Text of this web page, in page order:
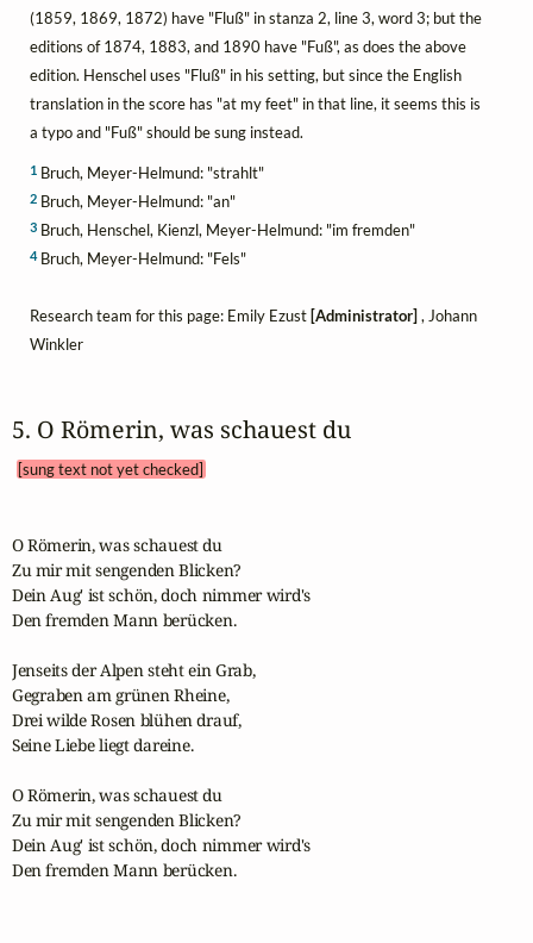
(1859, 1869, 1872) have "Fluß" in stanza 2, line 3, word 3; but the
editions of 1874, 1883, and 1890 have "Fuß", as does the above
edition. Henschel uses "Fluß" in his setting, but since the English
translation in the score has "at my feet" in that line, it seems this is
a typo and "Fuß" should be sung instead.
1Bruch, Meyer-Helmund: "strahlt"
2Bruch, Meyer-Helmund: "an"
3Bruch, Henschel, Kienzl, Meyer-Helmund: "im fremden"
4Bruch, Meyer-Helmund: "Fels"
Research team for this page: Emily Ezust [Administrator] , Johann
Winkler
5. O Römerin, was schauest du
[sung text not yet checked]
O Römerin, was schauest du
Zu mir mit sengenden Blicken?
Dein Aug' ist schön, doch nimmer wird's
Den fremden Mann berücken.
Jenseits der Alpen steht ein Grab,
Gegraben am grünen Rheine,
Drei wilde Rosen blühen drauf,
Seine Liebe liegt dareine.
O Römerin, was schauest du
Zu mir mit sengenden Blicken?
Dein Aug' ist schön, doch nimmer wird's
Den fremden Mann berücken.